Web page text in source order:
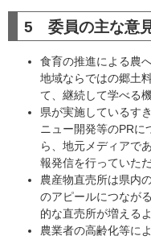
5 委員の主な意
食育の推進による農
地域ならではの郷土
て、継続して学べる
県が実施しているす
ニュー開発等のPRに
ら、地元メディアで
報発信を行っていただ
農産物直売所は県内
のアピールにつなが
的な直売所が増える
農業者の高齢化等に